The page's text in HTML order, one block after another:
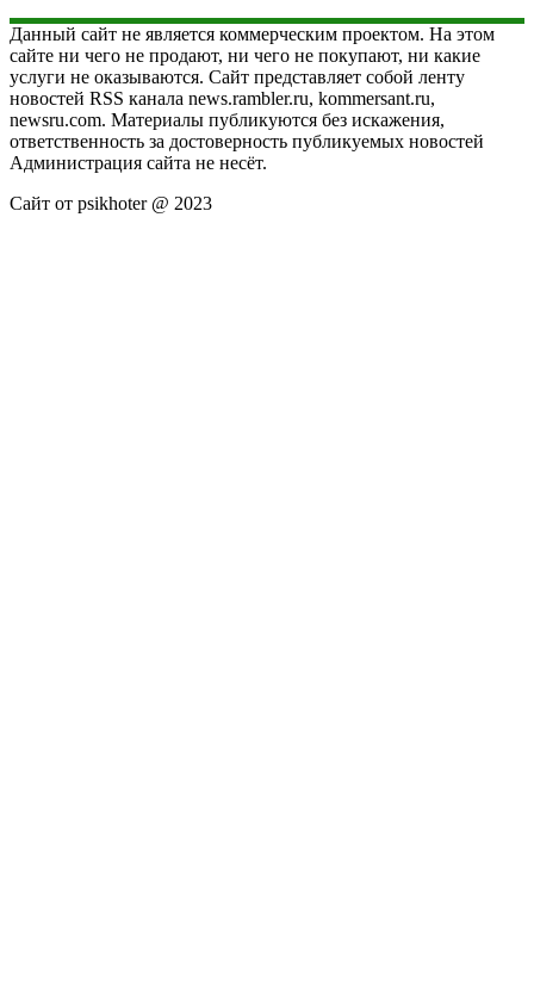
Данный сайт не является коммерческим проектом. На этом
сайте ни чего не продают, ни чего не покупают, ни какие
услуги не оказываются. Сайт представляет собой ленту
новостей RSS канала news.rambler.ru, kommersant.ru,
newsru.com. Материалы публикуются без искажения,
ответственность за достоверность публикуемых новостей
Администрация сайта не несёт.
Сайт от psikhoter @ 2023